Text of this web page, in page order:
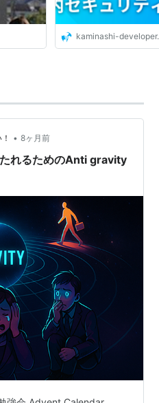
kaminashi-
• 8ヶ月前
れるためのAnti gravity